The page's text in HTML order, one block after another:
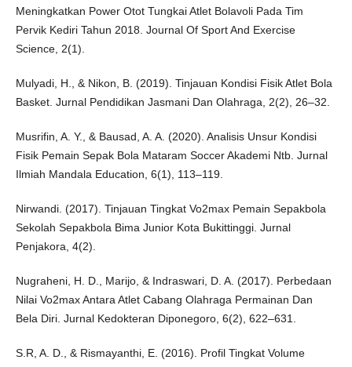
Meningkatkan Power Otot Tungkai Atlet Bolavoli Pada Tim
Pervik Kediri Tahun 2018. Journal Of Sport And Exercise
Science, 2(1).
Mulyadi, H., & Nikon, B. (2019). Tinjauan Kondisi Fisik Atlet Bola
Basket. Jurnal Pendidikan Jasmani Dan Olahraga, 2(2), 26–32.
Musrifin, A. Y., & Bausad, A. A. (2020). Analisis Unsur Kondisi
Fisik Pemain Sepak Bola Mataram Soccer Akademi Ntb. Jurnal
Ilmiah Mandala Education, 6(1), 113–119.
Nirwandi. (2017). Tinjauan Tingkat Vo2max Pemain Sepakbola
Sekolah Sepakbola Bima Junior Kota Bukittinggi. Jurnal
Penjakora, 4(2).
Nugraheni, H. D., Marijo, & Indraswari, D. A. (2017). Perbedaan
Nilai Vo2max Antara Atlet Cabang Olahraga Permainan Dan
Bela Diri. Jurnal Kedokteran Diponegoro, 6(2), 622–631.
S.R, A. D., & Rismayanthi, E. (2016). Profil Tingkat Volume